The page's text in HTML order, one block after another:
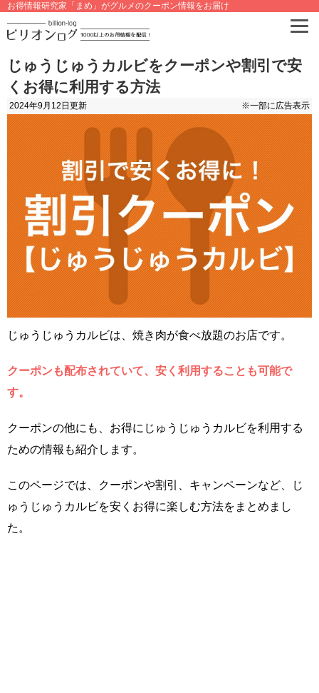
お得情報研究家「まめ」がグルメのクーポン情報をお届け
じゅうじゅうカルビをクーポンや割引で安
くお得に利用する方法
2024年9月12日 更新 ※一部に広告表示
じゅうじゅうカルビは、焼き肉が食べ放題のお店です。
クーポンも配布されていて、安く利用することも可能で
す。
クーポンの他にも、お得にじゅうじゅうカルビを利用する
ための情報も紹介します。
このページでは、クーポンや割引、キャンペーンなど、じ
ゅうじゅうカルビを安くお得に楽しむ方法をまとめまし
た。